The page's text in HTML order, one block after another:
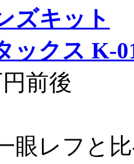
ズキット
ックス K-
前後
眼レフと